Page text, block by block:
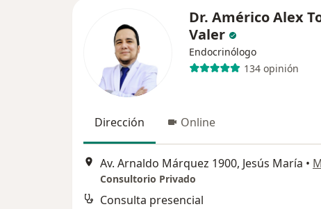
Dr. Américo Alex
Valer
Endocrinólogo
134 opinión
Dirección Online
Av. Arnaldo Márquez 1900, Jesús María •
Consultorio Privado
Consulta presencial